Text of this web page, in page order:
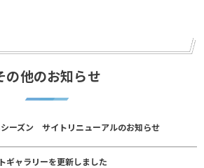
の他のお知らせ
ーズン サイトリニューアルのお知らせ
ギャラリーを更新しました